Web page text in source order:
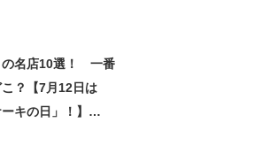
の名店10選！ 一番
？【7月12日は
キの日」！】